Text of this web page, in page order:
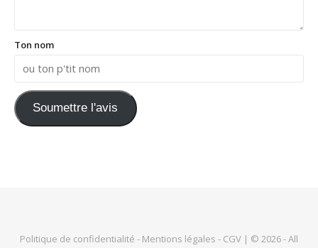
Ton nom
Soumettre l'avis
Politique de confidentialité - Mentions légales - CGV | © 2026 - All